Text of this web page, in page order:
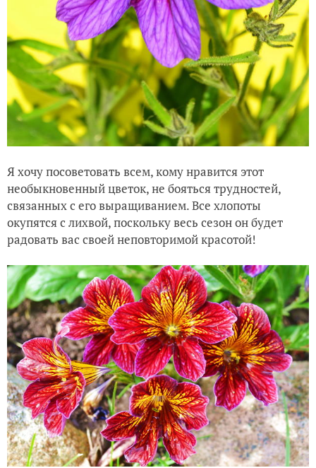
Я хочу посоветовать всем, кому нравится этот
необыкновенный цветок, не бояться трудностей,
связанных с его выращиванием. Все хлопоты
окупятся с лихвой, поскольку весь сезон он будет
радовать вас своей неповторимой красотой!